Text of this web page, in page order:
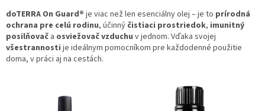
doTERRA On Guard® je viac než len esenciálny olej – je to prírodná
ochrana pre celú rodinu, účinný čistiaci prostriedok, imunitný
posilňovač a osviežovač vzduchu v jednom. Vďaka svojej
všestrannosti je ideálnym pomocníkom pre každodenné použitie
doma, v práci aj na cestách.